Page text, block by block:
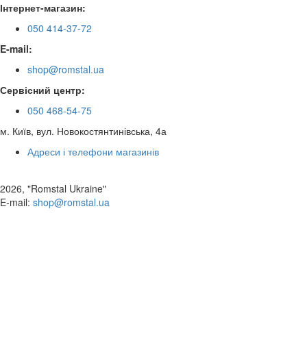
Інтернет-магазин:
050 414-37-72
E-mail:
shop@romstal.ua
Сервісний центр:
050 468-54-75
м. Київ, вул. Новокостянтинівська, 4а
Адреси і телефони магазинів
2026, "Romstal Ukraine"
​E-mail: shop@romstal.ua